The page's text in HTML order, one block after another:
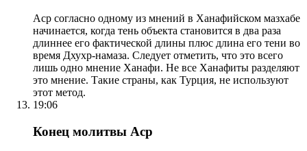
Аср согласно одному из мнений в Ханафийском мазхабе
начинается, когда тень объекта становится в два раза
длиннее его фактической длины плюс длина его тени во
время Дхухр-намаза. Следует отметить, что это всего
лишь одно мнение Ханафи. Не все Ханафиты разделяют
это мнение. Такие страны, как Турция, не используют
этот метод.
19:06
Конец молитвы Аср